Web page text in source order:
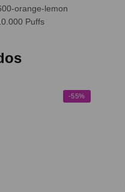
orange-lemon
Puffs
-55%